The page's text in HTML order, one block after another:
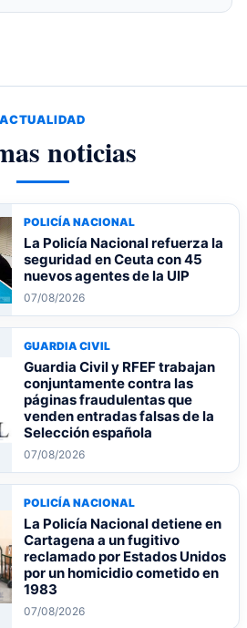
ACTUALIDAD
noticias
POLICÍA NACIONAL
La Policía Nacional refuerza la
seguridad en Ceuta con 45
nuevos agentes de la UIP
07/08/2026
GUARDIA CIVIL
Guardia Civil y RFEF trabajan
conjuntamente contra las
páginas fraudulentas que
venden entradas falsas de la
Selección española
07/08/2026
POLICÍA NACIONAL
La Policía Nacional detiene en
Cartagena a un fugitivo
reclamado por Estados Unidos
por un homicidio cometido en
1983
07/08/2026